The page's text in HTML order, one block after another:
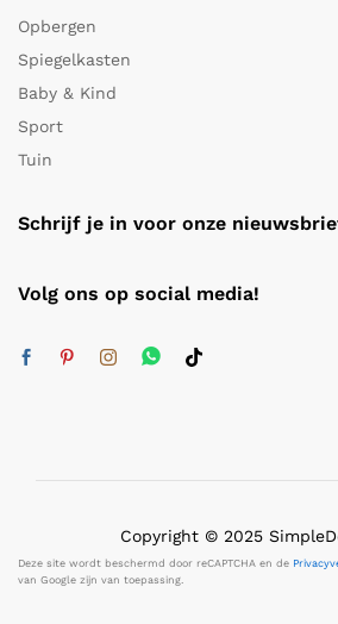
Opbergen
Spiegelkasten
Baby & Kind
Sport
Tuin
Schrijf je in voor onze
Volg ons op social media!
Copyright © 2025
Deze site wordt beschermd door reCAPTCHA en de
van Google zijn van toepassing.